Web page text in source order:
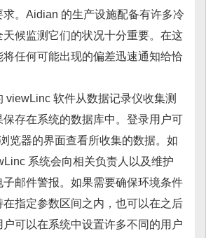
。Aidian 的生产设施配备有许多冷
候监测它们的状况十分重要。在这
任何可能出现的偏差迅速通知给恰
软件从数据记录仪收集测
存在系统的数据库中。登录用户可
览器的界面查看所收集的数据。如
系统会向相关负责人以及维护
邮件警报。如果需要确保环境条件
指定参数区间之内，也可以在之后
可以在系统中设置许多不同的用户